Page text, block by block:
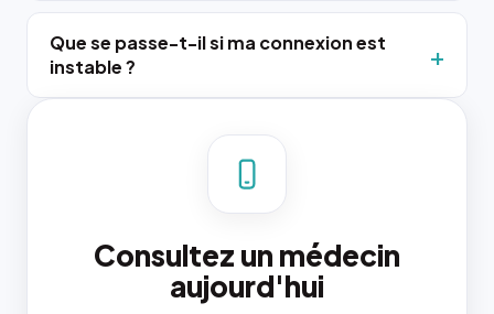
Que se passe-t-il si ma connexion est
instable ?
Consultez un médecin
aujourd'hui